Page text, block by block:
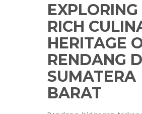
RICH
HERITAGE
RENDANG
SUMATERA
BARAT